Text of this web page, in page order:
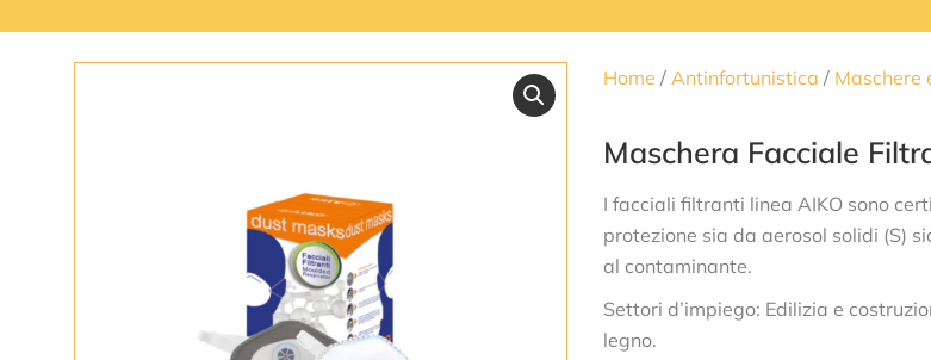
Home / Antinfortunistica / Maschere
Maschera Facciale
I facciali filtranti linea AIKO sono
protezione sia da aerosol solidi (S)
al contaminante.
Settori d’impiego: Edilizia e
legno.